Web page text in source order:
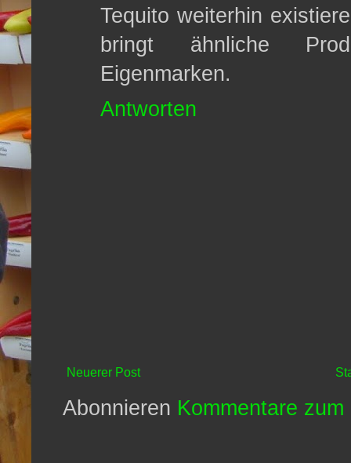
Tequito weiterhin
bringt ähnliche
Eigenmarken.
Antworten
Neuerer Post
Abonnieren Kommentare